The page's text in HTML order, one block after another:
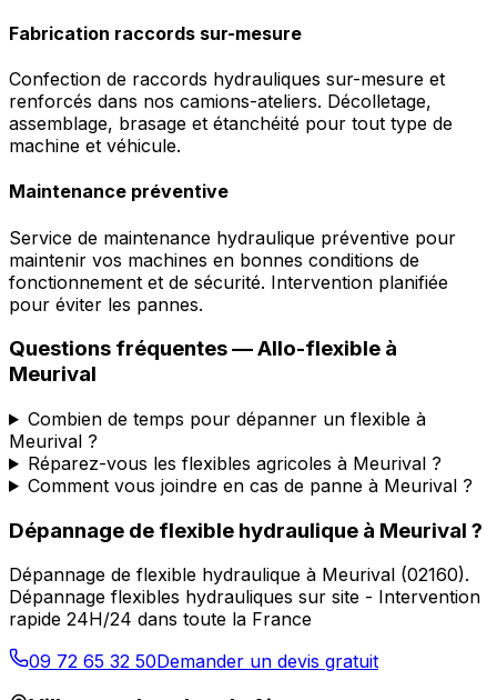
Fabrication raccords sur-mesure
Confection de raccords hydrauliques sur-mesure et
renforcés dans nos camions-ateliers. Décolletage,
assemblage, brasage et étanchéité pour tout type de
machine et véhicule.
Maintenance préventive
Service de maintenance hydraulique préventive pour
maintenir vos machines en bonnes conditions de
fonctionnement et de sécurité. Intervention planifiée
pour éviter les pannes.
Questions fréquentes —Allo-flexible à
Meurival
Combien de temps pour dépanner un flexible à
Meurival ?
Réparez-vous les flexibles agricoles à Meurival ?
Comment vous joindre en cas de panne à Meurival ?
Dépannage de flexible hydraulique à Meurival ?
Dépannage de flexible hydraulique à Meurival (02160).
Dépannage flexibles hydrauliques sur site - Intervention
rapide 24H/24 dans toute la France
09 72 65 32 50Demander un devis gratuit